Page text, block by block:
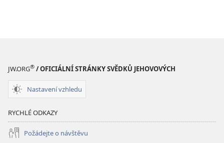
JW.ORG® / OFICIÁLNÍ STRÁNKY SVĚDKŮ JEHOVOVÝCH
Nastavení vzhledu
RYCHLÉ ODKAZY
Požádejte o návštěvu